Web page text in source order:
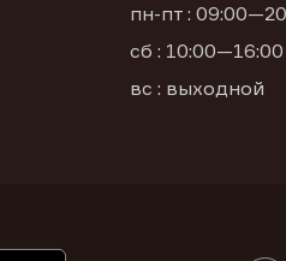
пн-пт :
сб : 10:00—16:00
вс : выходной